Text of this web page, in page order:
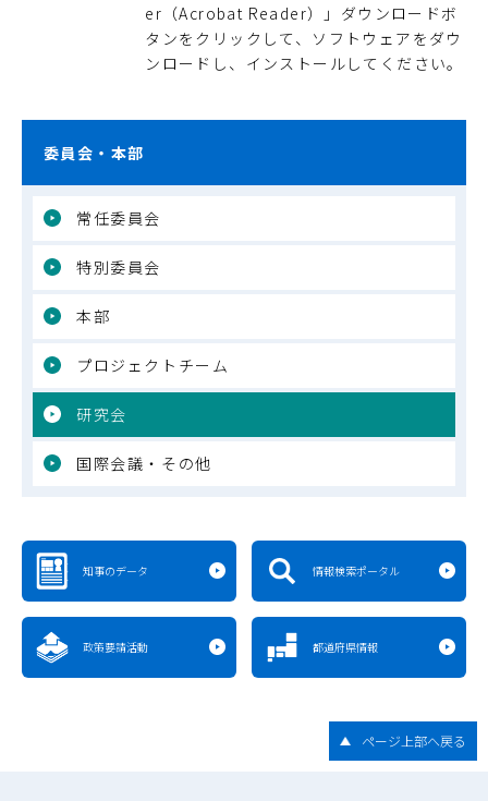
er（Acrobat Reader）」ダウンロードボ
タンをクリックして、ソフトウェアをダウ
ンロードし、インストールしてください。
委員会・本部
常任委員会
特別委員会
本部
プロジェクトチーム
研究会
国際会議・その他
知事のデータ 情報検索ポータル
政策要請活動 都道府県情報
ページ上部へ戻る